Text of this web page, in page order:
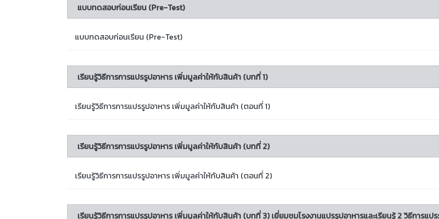
แบบทดสอบก่อนเรียน (Pre-Test)
แบบทดสอบก่อนเรียน (Pre-Test)
เรียนรู้วิธีการการแปรรูปอาหาร เพิ่มมูลค่าให้กับสินค้า (บทที่ 1)
เรียนรู้วิธีการการแปรรูปอาหาร เพิ่มมูลค่าให้กับสินค้า (ตอนที่ 1)
เรียนรู้วิธีการการแปรรูปอาหาร เพิ่มมูลค่าให้กับสินค้า (บทที่ 2)
เรียนรู้วิธีการการแปรรูปอาหาร เพิ่มมูลค่าให้กับสินค้า (ตอนที่ 2)
เรียนรู้วิธีการการแปรรูปอาหาร เพิ่มมูลค่าให้กับสินค้า (บทที่ 3) เยี่ยมชมโรงงานแปรรูปอาหารและเรียนรู้ 2 วิธีการแป